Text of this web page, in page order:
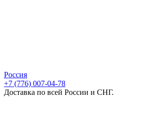
Россия
+7 (776) 007-04-78
Доставка по всей России и СНГ.